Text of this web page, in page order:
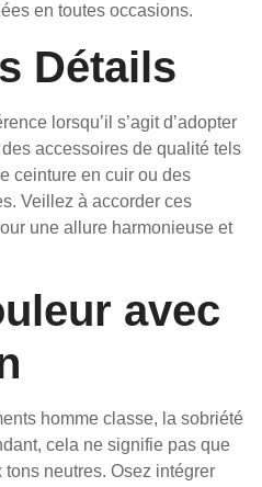
en toutes occasions.
Détails
lorsqu’il s’agit d’adopter
accessoires de qualité tels
ceinture en cuir ou des
Veillez à accorder ces
une allure harmonieuse et
avec
homme classe, la sobriété
cela ne signifie pas que
neutres. Osez intégrer